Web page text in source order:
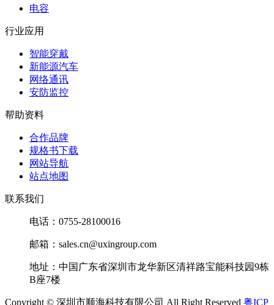
电容
行业应用
智能穿戴
新能源汽车
网络通讯
安防监控
帮助资料
合作品牌
规格书下载
网站导航
站点地图
联系我们
电话：0755-28100016
邮箱：sales.cn@uxingroup.com
地址：中国广东省深圳市龙华新区清祥路宝能科技园9栋
B座7楼
Copyright © 深圳市顺海科技有限公司 All Right Reserved 粤ICP